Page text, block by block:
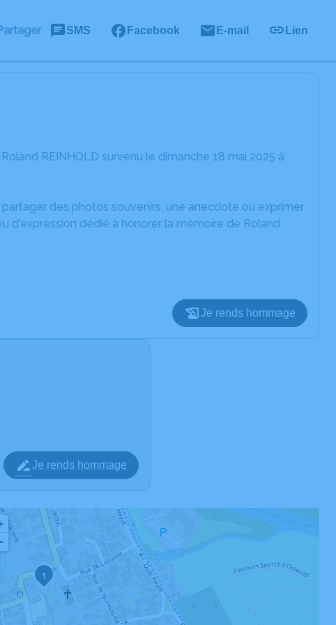
SMS Facebook E-mail Lien
REINHOLD survenu le dimanche 18 mai 2025 à
des photos souvenirs, une anecdote ou exprimer
d'expression dédié à honorer la mémoire de Roland
Je rends hommage
Je rends hommage
1